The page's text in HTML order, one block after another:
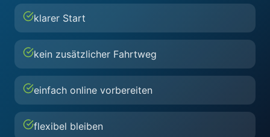
klarer Start
kein zusätzlicher Fahrtweg
einfach online vorbereiten
flexibel bleiben